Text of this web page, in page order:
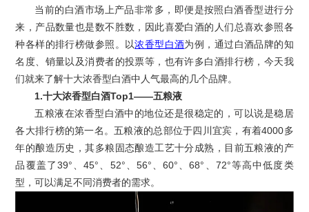
当前的白酒市场上产品非常多，即便是按照白酒香型进行分
来，产品数量也是数不胜数，因此喜爱白酒的人们总喜欢参照各
种各样的排行榜做参照。以浓香型白酒为例，通过白酒品牌的知
名度、销量以及消费者的投票等，也有许多白酒排行榜，今天我
们就来了解十大浓香型白酒中人气最高的几个品牌。
1.十大浓香型白酒Top1——五粮液
五粮液在浓香型白酒中的地位还是很稳定的，可以说是稳居
各大排行榜的第一名。五粮液的总部位于四川宜宾，有着4000多
年的酿造历史，其多粮固态酿造工艺十分成熟，目前五粮液的产
品覆盖了39°、45°、52°、56°、60°、68°、72°等高中低度类
型，可以满足不同消费者的需求。